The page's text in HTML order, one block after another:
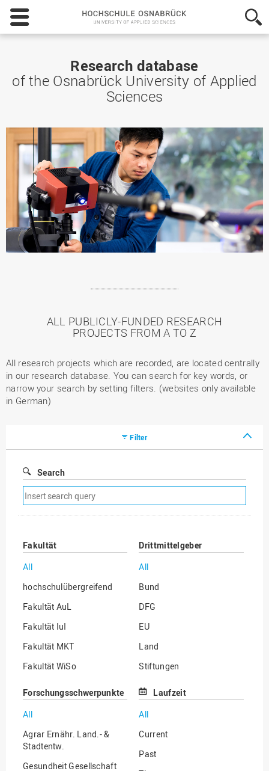
Hochschule
Osnabrück
-
Sciences
Research database
of the Osnabrück University of Applied
Sciences
ALL PUBLICLY-FUNDED RESEARCH
PROJECTS FROM A TO Z
All research projects which are recorded, are located centrally
in our research database. You can search for key words, or
narrow your search by setting filters. (websites only available
in German)
Filter
Search
Remove
search
filter
Fakultät
All
hochschulübergreifend
Fakultät AuL
Fakultät IuI
Fakultät MKT
Fakultät WiSo
Drittmittelgeber
All
Bund
DFG
EU
Land
Stiftungen
Sonstige
Forschungsschwerpunkte
All
Agrar Ernähr. Land.- &
Stadtentw.
Gesundheit Gesellschaft
Laufzeit
All
Current
Past